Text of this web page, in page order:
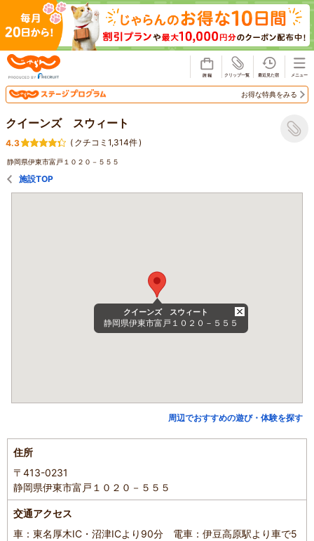
お得な特典をみる
クイーンズ スウィート
4.3 ( クチコミ1,314件)
静岡県伊東市富戸１０２０－５５５
施設TOP
クイーンズ スウィート
静岡県伊東市富戸１０２０－５５５
周辺でおすすめの遊び・体験を探す
住所
〒413-0231
静岡県伊東市富戸１０２０－５５５
交通アクセス
車：東名厚木IC・沼津ICより90分 電車：伊豆高原駅より車で5